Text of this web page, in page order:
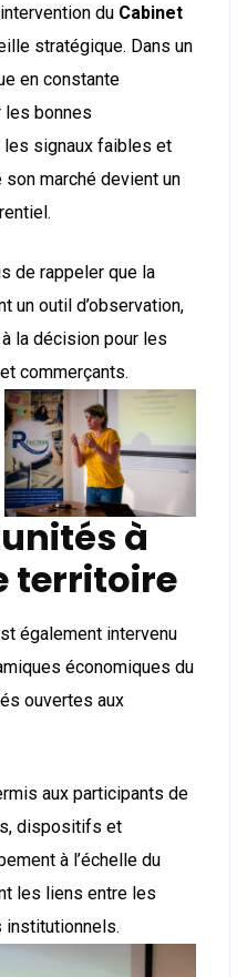
du Cabinet
stratégique. Dans un
en constante
les bonnes
les signaux faibles et
marché devient un
de rappeler que la
un outil d’observation,
la décision pour les
commerçants.
à
territoire
également intervenu
économiques du
ouvertes aux
aux participants de
dispositifs et
à l’échelle du
les liens entre les